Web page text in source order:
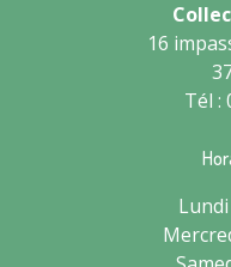
16
Tél :